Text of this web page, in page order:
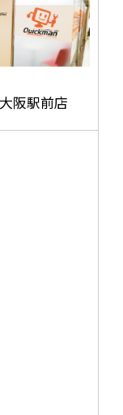
阪駅前店